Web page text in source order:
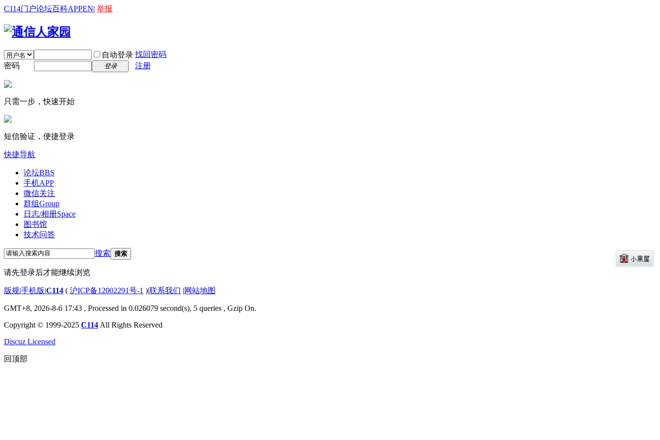
C114门户论坛百科APPEN| 举报
自动登录 找回密码
密码
登录 注册
只需一步，快速开始
短信验证，便捷登录
快捷导航
论坛BBS
手机APP
微信关注
群组Group
日志/相册Space
图书馆
技术问答
搜索 搜索
请先登录后才能继续浏览
版规|手机版|C114 ( 沪ICP备12002291号-1 )|联系我们 |网站地图
GMT+8, 2026-8-6 17:43 , Processed in 0.026079 second(s), 5 queries , Gzip On.
Copyright © 1999-2025 C114 All Rights Reserved
Discuz Licensed
回顶部